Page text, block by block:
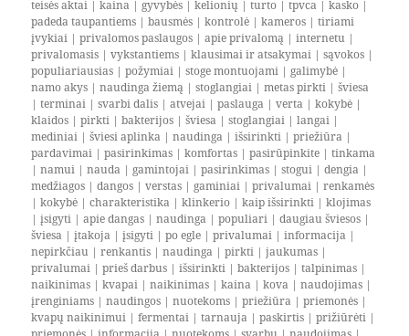
teisės aktai |kaina | gyvybės |kelionių |turto |tpvca |kasko |
padeda taupantiems |bausmės |kontrolė |kameros |tiriami
įvykiai |privalomos paslaugos |apie privalomą |internetu |
privalomasis |vykstantiems |klausimai ir atsakymai |sąvokos |
populiariausias |požymiai |stoge montuojami | galimybė |
namo akys |naudinga žiemą |stoglangiai |metas pirkti |šviesa
|terminai |svarbi dalis |atvejai |paslauga |verta |kokybė |
klaidos |pirkti |bakterijos |šviesa |stoglangiai |langai |
mediniai |šviesi aplinka |naudinga |išsirinkti |priežiūra |
pardavimai |pasirinkimas |komfortas |pasirūpinkite |tinkama
|namui |nauda | gamintojai |pasirinkimas |stogui |dengia |
medžiagos |dangos |verstas | gaminiai |privalumai |renkamės
|kokybė |charakteristika |klinkerio |kaip išsirinkti |klojimas
|įsigyti |apie dangas |naudinga |populiari |daugiau šviesos |
šviesa |įtakoja |įsigyti |po egle |privalumai |informacija |
nepirkčiau |renkantis |naudinga |pirkti |jaukumas |
privalumai |prieš darbus |išsirinkti |bakterijos |talpinimas |
naikinimas |kvapai |naikinimas |kaina |kova |naudojimas |
įrenginiams |naudingos |nuotekoms |priežiūra |priemonės |
kvapų naikinimui |fermentai |tarnauja |paskirtis |prižiūrėti |